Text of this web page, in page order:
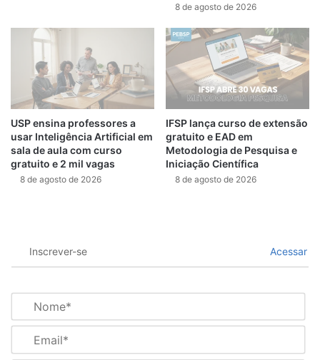
8 de agosto de 2026
USP ensina professores a
usar Inteligência Artificial em
sala de aula com curso
gratuito e 2 mil vagas
8 de agosto de 2026
IFSP lança curso de extensão
gratuito e EAD em
Metodologia de Pesquisa e
Iniciação Científica
8 de agosto de 2026
Inscrever-se Acessar
m
*